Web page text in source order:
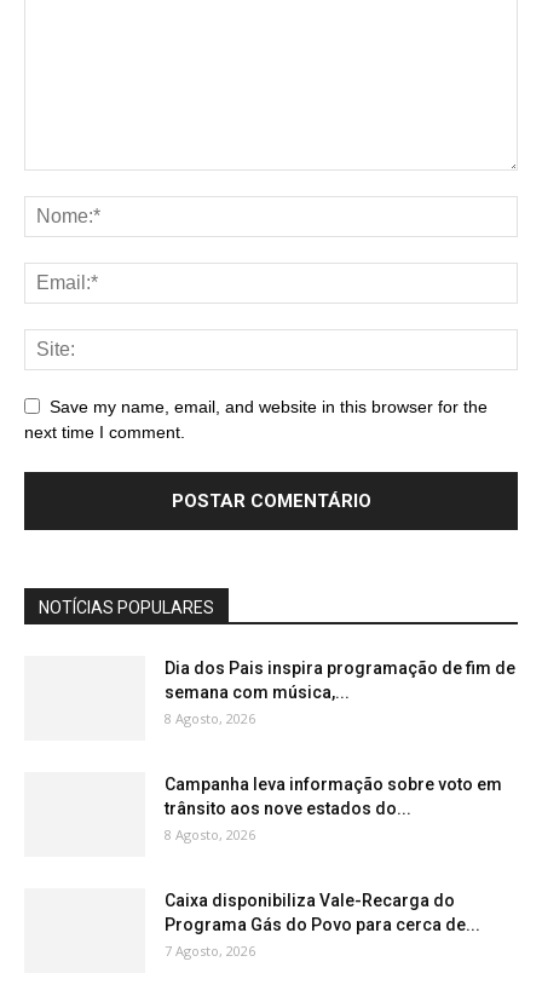
Save my name, email, and website in this browser for the
next time I comment.
NOTÍCIAS POPULARES
Dia dos Pais inspira programação de fim de
semana com música,...
8 Agosto, 2026
Campanha leva informação sobre voto em
trânsito aos nove estados do...
8 Agosto, 2026
Caixa disponibiliza Vale-Recarga do
Programa Gás do Povo para cerca de...
7 Agosto, 2026